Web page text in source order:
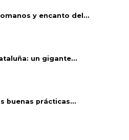
y encanto del...
un gigante...
buenas prácticas...